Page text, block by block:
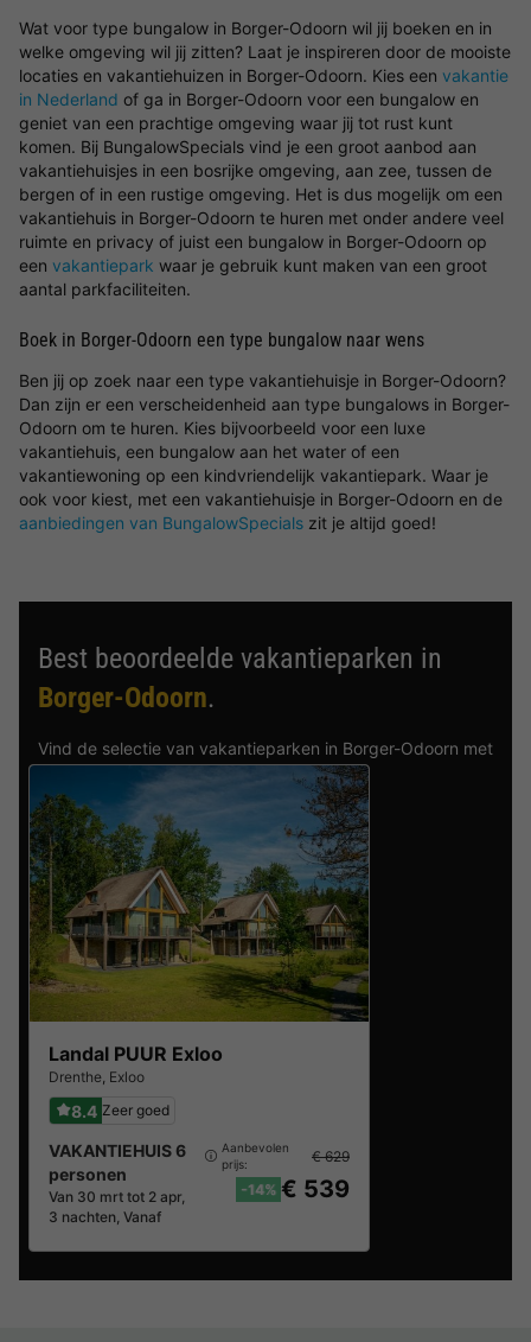
Wat voor type bungalow in Borger-Odoorn wil jij boeken en in
welke omgeving wil jij zitten? Laat je inspireren door de mooiste
locaties en vakantiehuizen in Borger-Odoorn. Kies een vakantie
in Nederland of ga in Borger-Odoorn voor een bungalow en
geniet van een prachtige omgeving waar jij tot rust kunt
komen. Bij BungalowSpecials vind je een groot aanbod aan
vakantiehuisjes in een bosrijke omgeving, aan zee, tussen de
bergen of in een rustige omgeving. Het is dus mogelijk om een
vakantiehuis in Borger-Odoorn te huren met onder andere veel
ruimte en privacy of juist een bungalow in Borger-Odoorn op
een vakantiepark waar je gebruik kunt maken van een groot
aantal parkfaciliteiten.
Boek in Borger-Odoorn een type bungalow naar wens
Ben jij op zoek naar een type vakantiehuisje in Borger-Odoorn?
Dan zijn er een verscheidenheid aan type bungalows in Borger-
Odoorn om te huren. Kies bijvoorbeeld voor een luxe
vakantiehuis, een bungalow aan het water of een
vakantiewoning op een kindvriendelijk vakantiepark. Waar je
ook voor kiest, met een vakantiehuisje in Borger-Odoorn en de
aanbiedingen van BungalowSpecials zit je altijd goed!
Best beoordeelde vakantieparken in
Borger-Odoorn.
Vind de selectie van vakantieparken in Borger-Odoorn met
de beste reviews.
Landal PUUR Exloo
Drenthe, Exloo
8.4 Zeer goed
VAKANTIEHUIS 6
personen
Van 30 mrt tot 2 apr,
3 nachten, Vanaf
Aanbevolen
prijs:
€ 629
-14% € 539